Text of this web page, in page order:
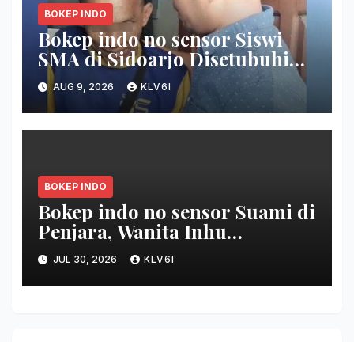
BOKEP INDO
Bokep indo no sensor Siswi
SMA di Sidoarjo Disetubuhi
Bapak Kandung Berulang Kali,
saat ini Hamil 4 purnama
AUG 9, 2026 KLV6I
BOKEP INDO
Bokep indo no sensor Suami di
Penjara, Wanita Inhu
Disetubuhi Dukun berdua
Modus Nikah Batin
JUL 30, 2026 KLV6I